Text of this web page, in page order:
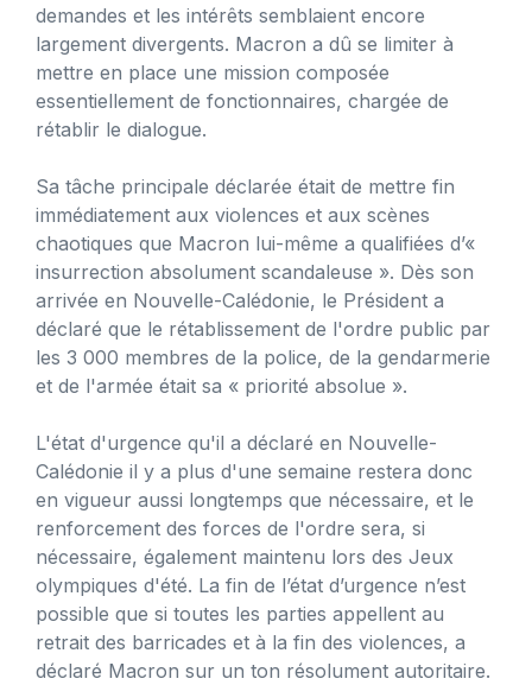
demandes et les intérêts semblaient encore
largement divergents. Macron a dû se limiter à
mettre en place une mission composée
essentiellement de fonctionnaires, chargée de
rétablir le dialogue.
Sa tâche principale déclarée était de mettre fin
immédiatement aux violences et aux scènes
chaotiques que Macron lui-même a qualifiées d’«
insurrection absolument scandaleuse ». Dès son
arrivée en Nouvelle-Calédonie, le Président a
déclaré que le rétablissement de l'ordre public par
les 3 000 membres de la police, de la gendarmerie
et de l'armée était sa « priorité absolue ».
L'état d'urgence qu'il a déclaré en Nouvelle-
Calédonie il y a plus d'une semaine restera donc
en vigueur aussi longtemps que nécessaire, et le
renforcement des forces de l'ordre sera, si
nécessaire, également maintenu lors des Jeux
olympiques d'été. La fin de l’état d’urgence n’est
possible que si toutes les parties appellent au
retrait des barricades et à la fin des violences, a
déclaré Macron sur un ton résolument autoritaire.